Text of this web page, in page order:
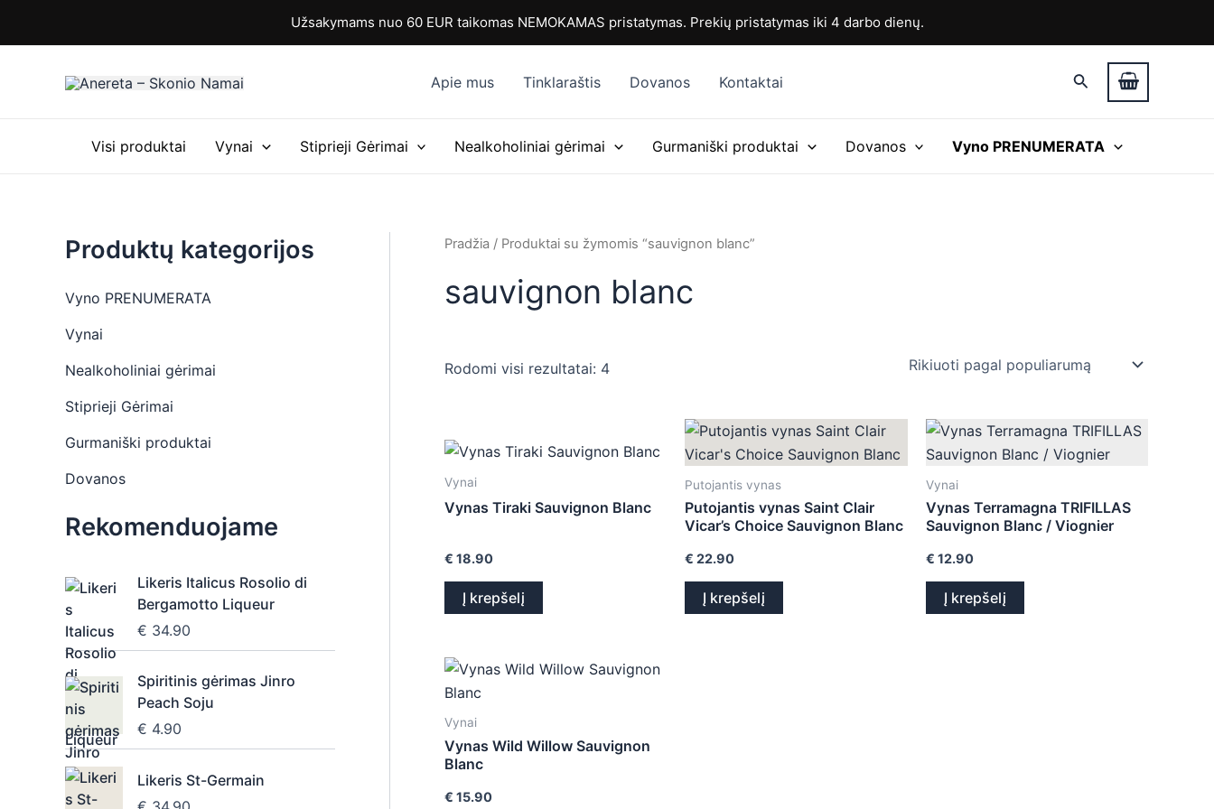
Užsakymams nuo 60 EUR taikomas NEMOKAMAS pristatymas. Prekių pristatymas iki 4 darbo dienų.
Apie mus Tinklaraštis Dovanos Kontaktai Paieška
Visi produktai Vynai Stiprieji Gėrimai Nealkoholiniai gėrimai Gurmaniški produktai Dovanos Vyno PRENUMERATA
Produktų kategorijos
Vyno PRENUMERATA
Vynai
Nealkoholiniai gėrimai
Stiprieji Gėrimai
Gurmaniški produktai
Dovanos
Rekomenduojame
Likeris Italicus Rosolio di
Bergamotto Liqueur
€ 34.90
Spiritinis gėrimas Jinro
Peach Soju
€ 4.90
Likeris St-Germain
n
a
k
k
Pradžia / Produktai su žymomis “sauvignon blanc”
sauvignon blanc
Rodomi visi rezultatai: 4
pagal
populiarumą
Vynai
Vynas Tiraki Sauvignon Blanc
€ 18.90
Į krepšelį
Putojantis vynas
Putojantis vynas Saint Clair
Vicar’s Choice Sauvignon Blanc
€ 22.90
Į krepšelį
Vynai
Vynas Terramagna TRIFILLAS
Sauvignon Blanc / Viognier
€ 12.90
Į krepšelį
Vynai
Vynas Wild Willow Sauvignon
Blanc
€ 15.90